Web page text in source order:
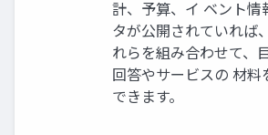
計、予算、イ ベント情
タが公開されていれば
れらを組み合わせて、
回答やサービスの 材料
できます。